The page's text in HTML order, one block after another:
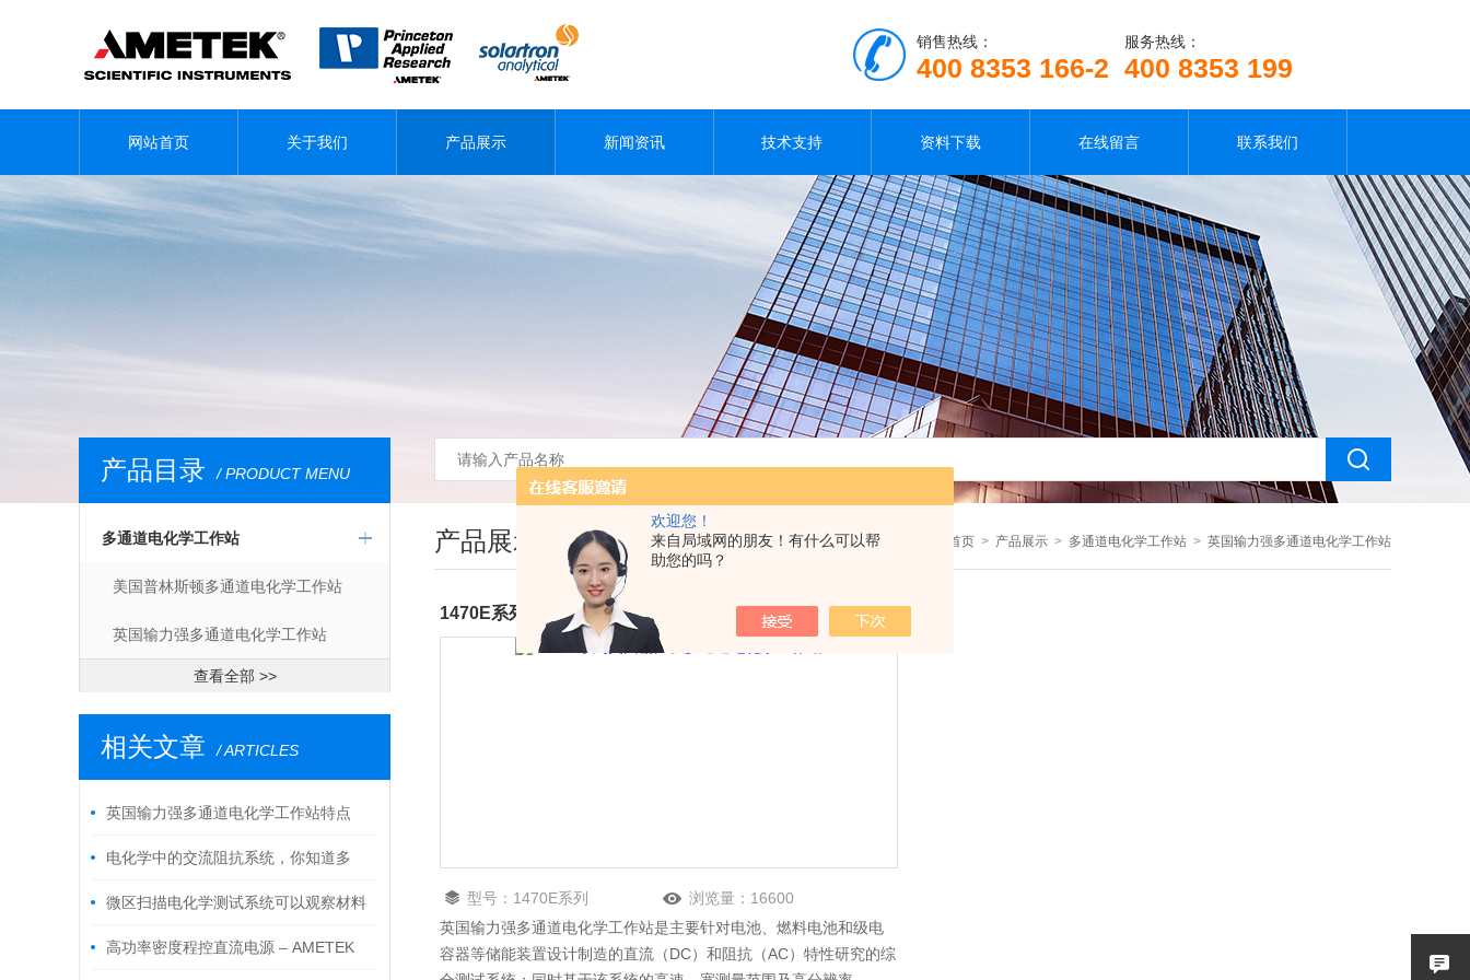
欢迎您！
来自局域网的朋友！有什么可以帮
助您的吗？
服务热线：
400 8353 199
销售热线：
400 8353 166-2
网站首页 关于我们 产品展示 新闻资讯 技术支持 资料下载 在线留言 联系我们
产品目录 / PRODUCT MENU
多通道电化学工作站
美国普林斯顿多通道电化学工作站
英国输力强多通道电化学工作站
查看全部 >>
相关文章 / ARTICLES
英国输力强多通道电化学工作站特点
电化学中的交流阻抗系统，你知道多
少？微区扫描电化学测试系统可以观察材料
表面的电化学行为
高功率密度程控直流电源 – AMETEK
产品展示 您现在的位置： 首页 > 产品展示 > 多通道电化学工作站 > 英国输力强多通道电化学工作站
1470E系列英国输力强多通道电化学工作站
型号： 1470E系列 浏览量： 16600
英国输力强多通道电化学工作站是主要针对电池、燃料电池和级电
容器等储能装置设计制造的直流（DC）和阻抗（AC）特性研究的综